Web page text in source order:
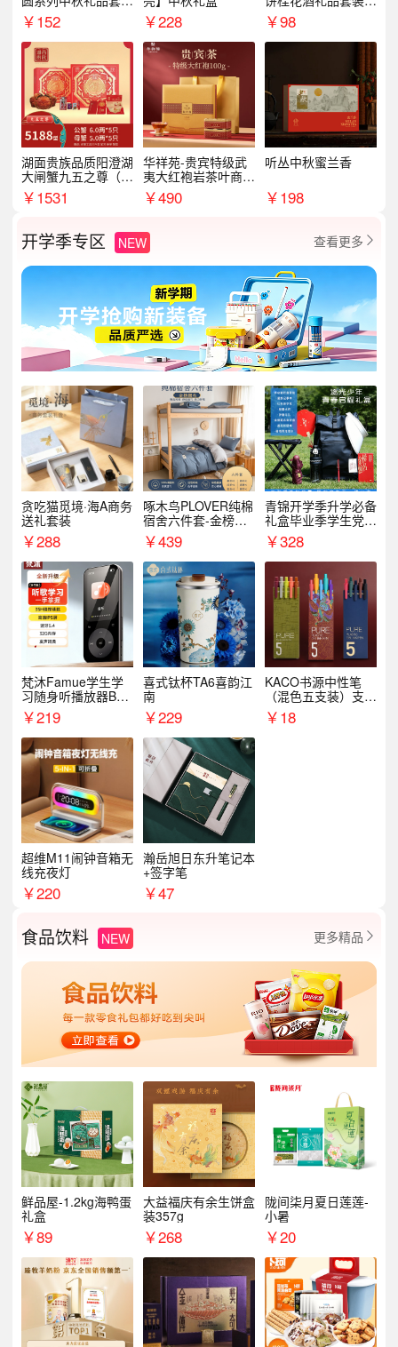
企业送客户商务伴手
礼
￥152 ￥228
AL1377
￥98
湖面贵族品质阳澄湖
大闸蟹九五之尊（卡
券）5188型
￥1531
华祥苑-贵宾特级武
夷大红袍岩茶叶商务
礼盒中秋节送长辈1
00g
￥490
听丛中秋蜜兰香
￥198
开学季专区 NEW 查看更多 
贪吃猫觅境·海A商务
送礼套装
￥288
啄木鸟PLOVER纯棉
宿舍六件套-金榜题
名
￥439
青锦开学季升学必备
礼盒毕业季学生党户
外出行备考装备礼品
￥328
梵沐Famue学生学
习随身听播放器BL1
5（64G）
￥219
喜式钛杯TA6喜韵江
南
￥229
KACO书源中性笔
（混色五支装）支持
logo定制
￥18
超维M11闹钟音箱无
线充夜灯
￥220
瀚岳旭日东升笔记本
+签字笔
￥47
食品饮料 NEW 更多精品 
鲜品屋-1.2kg海鸭蛋
礼盒
￥89
大益福庆有余生饼盒
装357g
￥268
陇间柒月夏日莲莲-
小暑
￥20